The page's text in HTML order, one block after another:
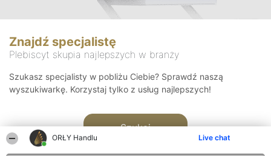
ORŁY Handlu Live chat
Znajdź specjalistę
Plebiscyt skupia najlepszych w branży
Szukasz specjalisty w pobliżu Ciebie? Sprawdź naszą
wyszukiwarkę. Korzystaj tylko z usług najlepszych!
Szukaj